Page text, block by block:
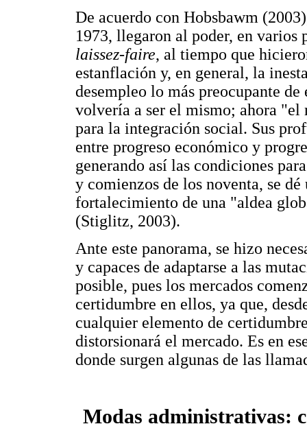
De acuerdo con Hobsbawm
1973, llegaron al poder, en varios
laissez-faire, al tiempo que
estanflación y, en general, la
desempleo lo más preocupante
volvería a ser el mismo; ahora "el
para la integración social. Sus
entre progreso económico y
generando así las condiciones
y comienzos de los noventa, se
fortalecimiento de una "aldea
(Stiglitz, 2003).
Ante este panorama, se hizo
y capaces de adaptarse a las
posible, pues los mercados
certidumbre en ellos, ya que,
cualquier elemento de
distorsionará el mercado. Es en
donde surgen algunas de las
Modas administrativas: